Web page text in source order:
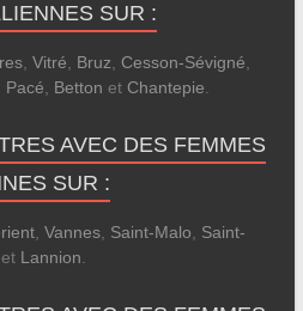
SUR :
, Vitré, Bruz, Cesson-Sévigné,
Pacé, Betton et Chantepie.
AVEC DES FEMMES
SUR :
, Vannes, Saint-Malo, Saint-
Lannion.